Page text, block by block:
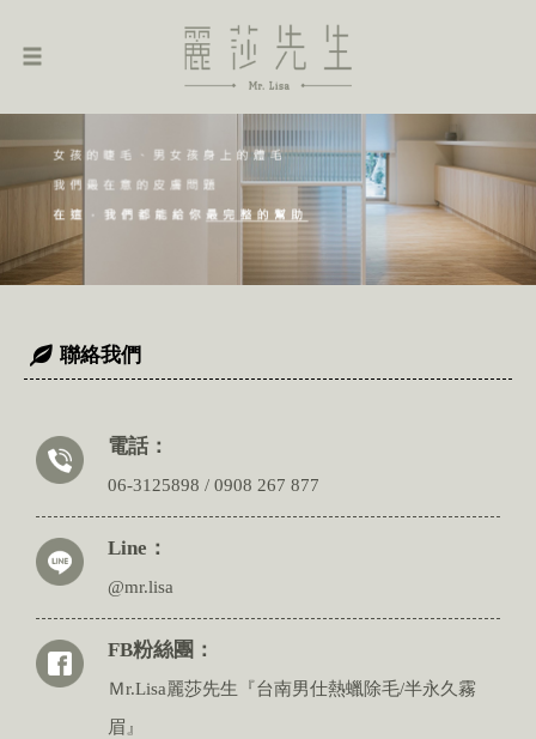
聯絡我們
電話：
06-3125898 / 0908 267 877
Line：
@mr.lisa
FB粉絲團：
Ｍr.Lisa麗莎先生『台南男仕熱蠟除毛/半永久霧
眉』